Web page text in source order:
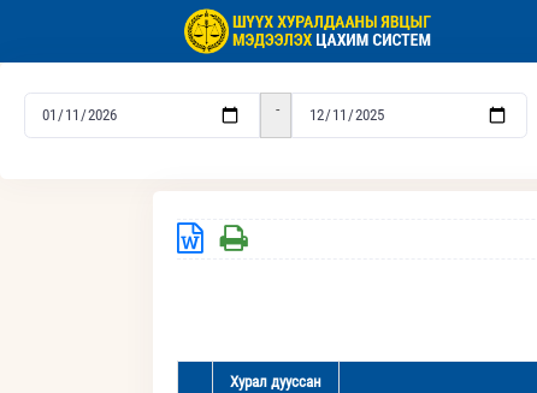
-
Хурал дууссан